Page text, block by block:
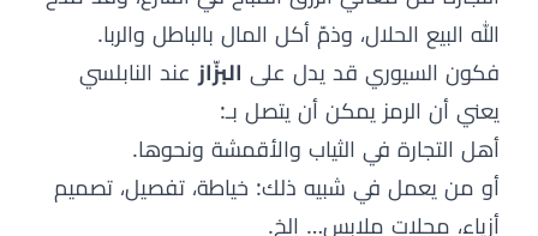
الله البيع الحلال، وذمّ أكل المال بالباطل والربا.
فكون السيوري قد يدل على البزّازعند النابلسي
يعني أن الرمز يمكن أن يتصل بـ:
أهل التجارة في الثياب والأقمشة ونحوها.
أو من يعمل في شبيه ذلك: خياطة، تفصيل، تصميم
أزياء، محلات ملابس… إلخ.